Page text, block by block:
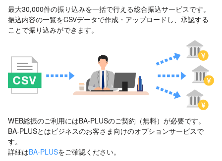
最大30,000件の振り込みを一括で行える総合振込サービスです。
振込内容の一覧をCSVデータで作成・アップロードし、承認する
ことで振り込みができます。
WEB総振のご利用にはBA-PLUSのご契約（無料）が必要です。
BA-PLUSとはビジネスのお客さま向けのオプションサービスで
す。
詳細はBA-PLUSをご確認ください。